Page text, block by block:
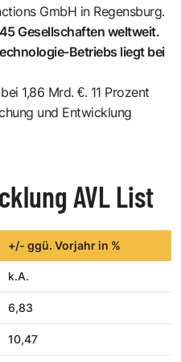
GmbH in Regensburg.
45 Gesellschaften weltweit.
Betriebs liegt bei
1,86 Mrd. €. 11 Prozent
und Entwicklung
AVL List
+/- ggü. Vorjahr in %
k.A.
6,83
10,47